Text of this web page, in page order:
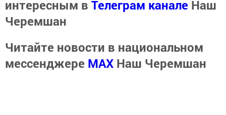
интересным в Телеграм канале Наш
Черемшан
Читайте новости в национальном
мессенджере MАХ Наш Черемшан